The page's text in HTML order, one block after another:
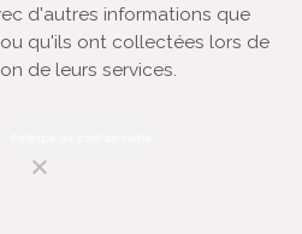
d'autres informations que
qu'ils ont collectées lors de
de leurs services.